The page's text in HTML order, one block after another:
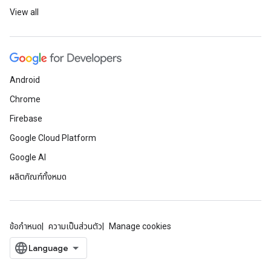
View all
Android
Chrome
Firebase
Google Cloud Platform
Google AI
ผลิตภัณฑ์ทั้งหมด
ข้อกำหนด ความเป็นส่วนตัว Manage cookies